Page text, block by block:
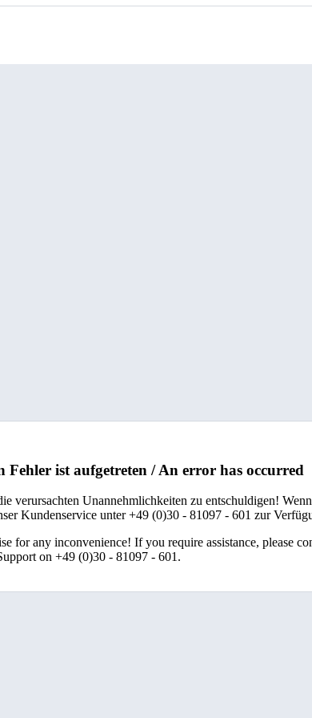
Fehler ist aufgetreten / An error has occurred
verursachten Unannehmlichkeiten zu entschuldigen!
Kundenservice unter +49 (0)30 - 81097 - 601 zur
for any inconvenience! If you require assistance, please
on +49 (0)30 - 81097 - 601.